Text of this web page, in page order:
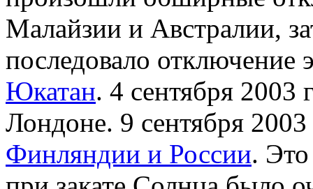
Малайзии и Австралии,
последовало отключение
Юкатан. 4 сентября 2003
Лондоне. 9 сентября
Финляндии и России.